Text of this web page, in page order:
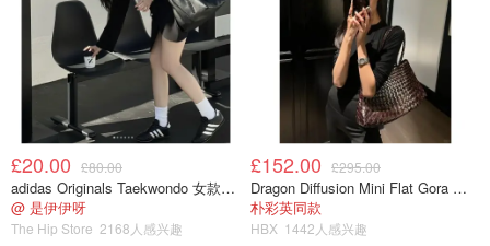
£20.00 £80.00
adidas Originals Taekwondo 女款黑色运动鞋
@ 是伊伊呀
The Hip Store 2168人感兴趣
£152.00 £295.00
Dragon Diffusion Mini Flat Gora 深棕色手提包
朴彩英同款
HBX 1442人感兴趣